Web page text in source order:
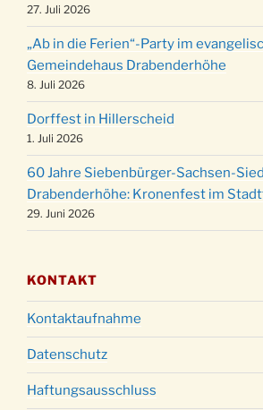
24.12.
Weihnachtsgottesdienst in
15:00 Uhr
24.12.
Weihnachtsgottesdienst in
18:00 Uhr
24.12.
Christmette mit der ev.
um 23:00 Uhr
31.12.
Gottesdienst zu Silvester in
18:00 Uhr
27. Juli 2026
„Ab in die Ferien“-Party im
Gemeindehaus Drabenderhöhe
8. Juli 2026
Dorffest in Hillerscheid
1. Juli 2026
60 Jahre Siebenbürger-Sachsen-
Drabenderhöhe: Kronenfest im
29. Juni 2026
KONTAKT
Kontaktaufnahme
Datenschutz
Haftungsausschluss